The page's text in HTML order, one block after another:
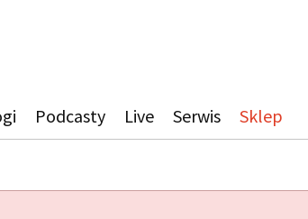
Podcasty Live Serwis Sklep